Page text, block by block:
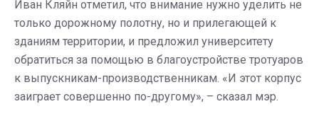
Иван Кляйн отметил, что внимание нужно уделить не
только дорожному полотну, но и прилегающей к
зданиям территории, и предложил университету
обратиться за помощью в благоустройстве тротуаров
к выпускникам-производственникам. «И этот корпус
заиграет совершенно по-другому», – сказал мэр.